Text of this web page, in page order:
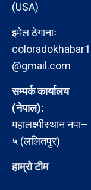
(USA)
इमेल ठेगानाः
coloradokhabar1
@gmail.com
सम्पर्क कार्यालय
(नेपाल):
महालक्ष्मीस्थान नपा–
५ (ललितपुर)
हाम्रो टीम